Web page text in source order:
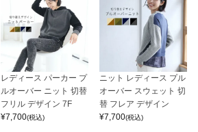
レディース パーカー プ
ルオーバー ニット 切替
フリル デザイン 7F
¥7,700(税込)
ニット レディース プル
オーバー スウェット 切
替 フレア デザイン
¥7,700(税込)